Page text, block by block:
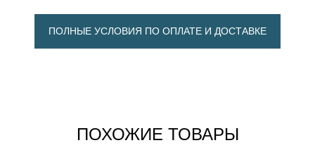
ПОЛНЫЕ УСЛОВИЯ ПО ОПЛАТЕ И ДОСТАВКЕ
ПОХОЖИЕ ТОВАРЫ
БАННЫЕ ПЕЧИ В СЕТКЕ